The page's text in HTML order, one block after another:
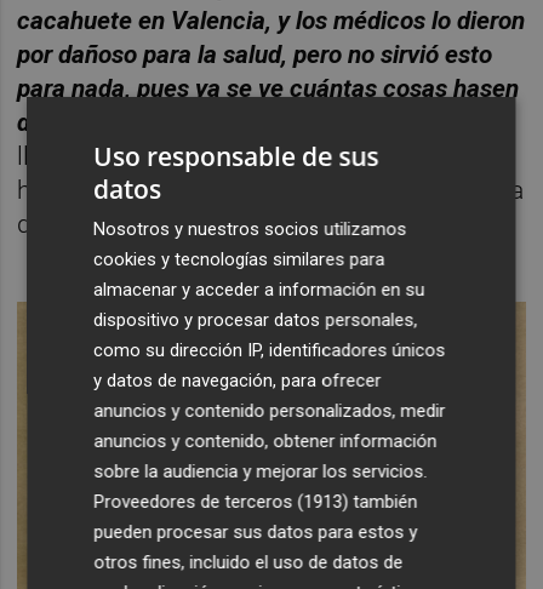
cacahuete en Valencia, y los médicos lo dieron
por dañoso para la salud, pero no sirvió esto
para nada, pues ya se ve cuántas cosas hasen
dél
llauradors valencians ha vençut
històricament tota prevenció sanitària contra
determinats conreus.
Uso responsable de sus
datos
Nosotros y nuestros socios utilizamos
cookies y tecnologías similares para
almacenar y acceder a información en su
dispositivo y procesar datos personales,
como su dirección IP, identificadores únicos
y datos de navegación, para ofrecer
anuncios y contenido personalizados, medir
anuncios y contenido, obtener información
sobre la audiencia y mejorar los servicios.
Proveedores de terceros (1913) también
pueden procesar sus datos para estos y
otros fines, incluido el uso de datos de